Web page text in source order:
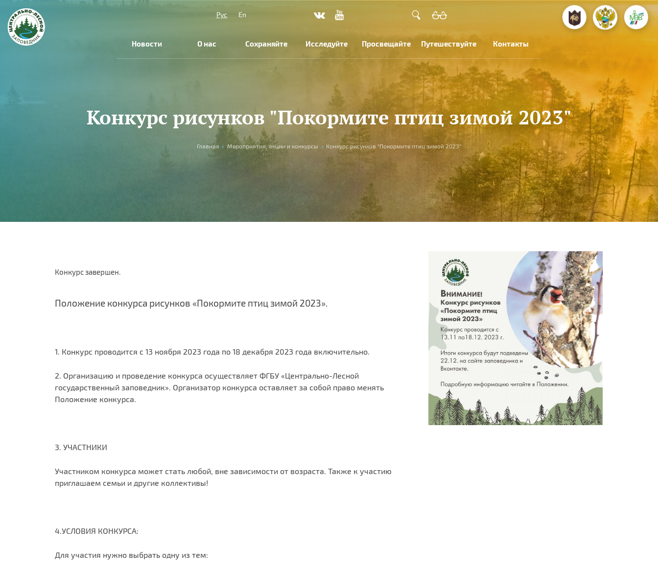
Рус
En
Новости О нас Сохраняйте Исследуйте Просвещайте Путешествуйте Контакты
Конкурс рисунков "Покормите птиц зимой 2023"
Главная » Мероприятия, акции и конкурсы » Конкурс рисунков "Покормите птиц зимой 2023"
Конкурс завершен.
Положение конкурса рисунков «Покормите птиц зимой 2023».
1. Конкурс проводится с 13 ноября 2023 года по 18 декабря 2023 года включительно.
2. Организацию и проведение конкурса осуществляет ФГБУ «Центрально-Лесной
государственный заповедник». Организатор конкурса оставляет за собой право менять
Положение конкурса.
3. УЧАСТНИКИ
Участником конкурса может стать любой, вне зависимости от возраста. Также к участию
приглашаем семьи и другие коллективы!
4.УСЛОВИЯ КОНКУРСА:
Для участия нужно выбрать одну из тем: